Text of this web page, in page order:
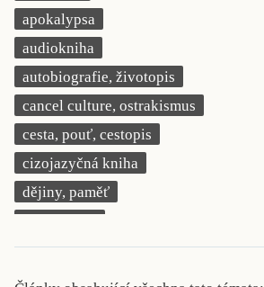
apokalypsa
audiokniha
autobiografie, životopis
cancel culture, ostrakismus
cesta, pouť, cestopis
cizojazyčná kniha
dějiny, paměť
deník, korespondence, svědectví